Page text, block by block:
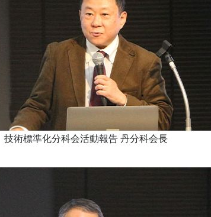
技術標準化分科会活動報告 丹分科会長